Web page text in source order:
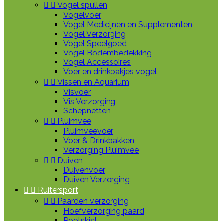
  Vogel spullen
Vogelvoer
Vogel Medicijnen en Supplementen
Vogel Verzorging
Vogel Speelgoed
Vogel Bodembedekking
Vogel Accessoires
Voer en drinkbakjes vogel
  Vissen en Aquarium
Visvoer
Vis Verzorging
Schepnetten
  Pluimvee
Pluimveevoer
Voer & Drinkbakken
Verzorging Pluimvee
  Duiven
Duivenvoer
Duiven Verzorging
  Ruitersport
  Paarden verzorging
Hoefverzorging paard